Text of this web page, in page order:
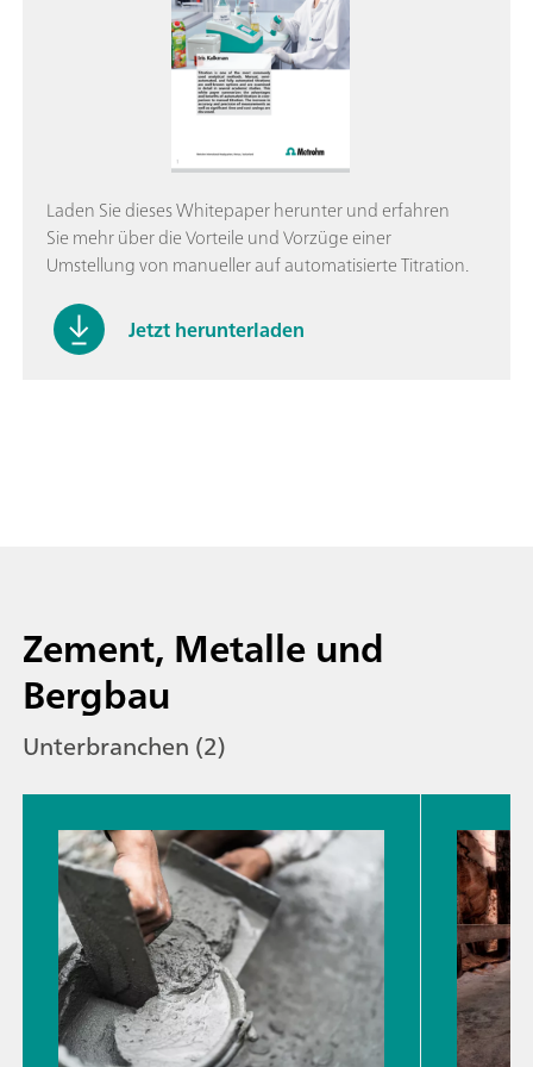
Laden Sie dieses Whitepaper herunter und erfahren
Sie mehr über die Vorteile und Vorzüge einer
Umstellung von manueller auf automatisierte Titration.
Jetzt herunterladen
Zement, Metalle und
Bergbau
Unterbranchen (2)